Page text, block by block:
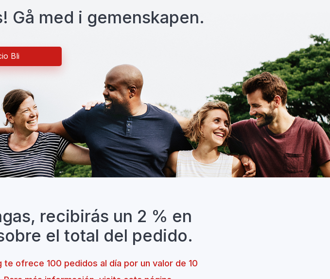
Gå med i gemenskapen.
Bli
recibirás un 2 % en
el total del pedido.
ofrece 100 pedidos al día por un valor de 10